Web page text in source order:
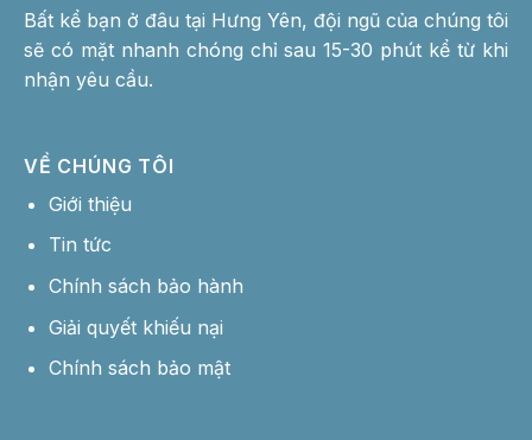
Bất kể bạn ở đâu tại Hưng Yên, đội ngũ của chúng tôi
sẽ có mặt nhanh chóng chỉ sau 15-30 phút kể từ khi
nhận yêu cầu.
VỀ CHÚNG TÔI
Giới thiệu
Tin tức
Chính sách bảo hành
Giải quyết khiếu nại
Chính sách bảo mật